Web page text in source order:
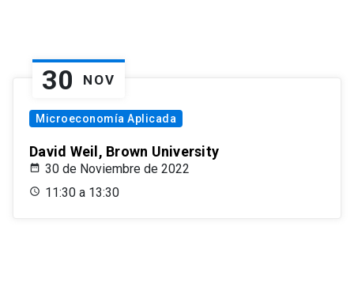
30 NOV
Microeconomía Aplicada
David Weil, Brown University
30 de Noviembre de 2022
11:30 a 13:30